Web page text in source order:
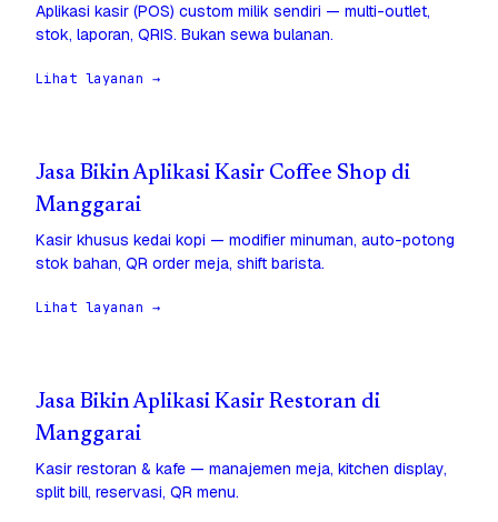
Aplikasi kasir (POS) custom milik sendiri — multi-outlet,
stok, laporan, QRIS. Bukan sewa bulanan.
Lihat layanan →
Jasa Bikin Aplikasi Kasir Coffee Shop di
Manggarai
Kasir khusus kedai kopi — modifier minuman, auto-potong
stok bahan, QR order meja, shift barista.
Lihat layanan →
Jasa Bikin Aplikasi Kasir Restoran di
Manggarai
Kasir restoran & kafe — manajemen meja, kitchen display,
split bill, reservasi, QR menu.